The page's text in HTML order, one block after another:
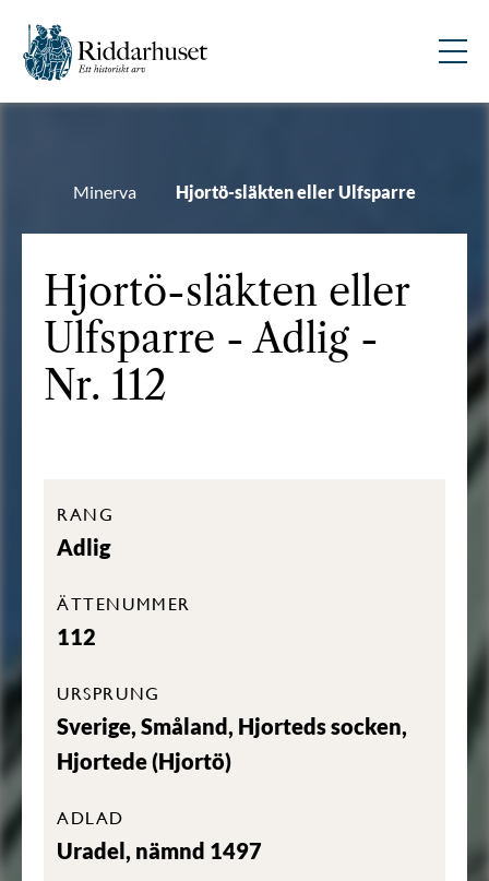
Minerva Hjortö-släkten eller Ulfsparre
Hjortö-släkten eller
Ulfsparre - Adlig -
Nr. 112
RANG
Adlig
ÄTTENUMMER
112
URSPRUNG
Sverige, Småland, Hjorteds socken,
Hjortede (Hjortö)
ADLAD
Uradel, nämnd 1497